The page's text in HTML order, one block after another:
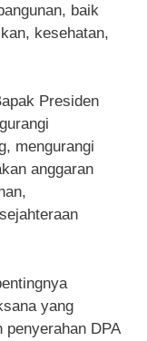
baik
kesehatan,
Presiden
mengurangi
anggaran
yang
DPA